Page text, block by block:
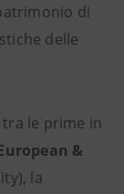
di
delle
le prime in
&
la